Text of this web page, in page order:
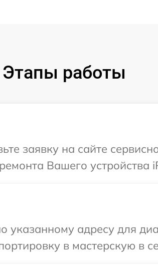
Этапы работы
заявку на сайте
Вашего устройства
адресу для
в мастерскую в